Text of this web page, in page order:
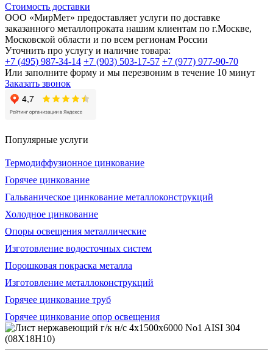
Стоимость доставки
ООО «МирМет» предоставляет услуги по доставке
заказанного металлопроката нашим клиентам по г.Москве,
Московской области и по всем регионам России
Уточнить про услугу и наличие товара:
+7 (495) 987-34-14 +7 (903) 503-17-57 +7 (977) 977-90-70
Или заполните форму и мы перезвоним в течение 10 минут
Заказать звонок
Популярные услуги
Термодиффузионное цинкование
Горячее цинкование
Гальваническое цинкование металлоконструкций
Холодное цинкование
Опоры освещения металлические
Изготовление водосточных систем
Порошковая покраска металла
Изготовление металлоконструкций
Горячее цинкование труб
Горячее цинкование опор освещения